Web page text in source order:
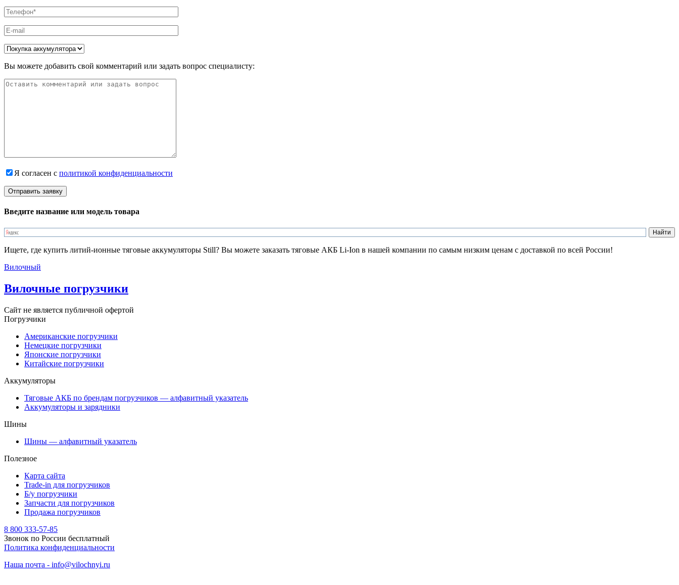
Вы можете добавить свой комментарий или задать вопрос специалисту:
Я согласен с политикой конфиденциальности
Введите название или модель товара
Ищете, где купить литий-ионные тяговые аккумуляторы Still? Вы можете заказать тяговые АКБ Li-Ion в нашей компании по самым низким ценам с доставкой по всей России!
Вилочный
Вилочные погрузчики
Сайт не является публичной офертой
Погрузчики
Американские погрузчики
Немецкие погрузчики
Японские погрузчики
Китайские погрузчики
Аккумуляторы
Тяговые АКБ по брендам погрузчиков — алфавитный указатель
Аккумуляторы и зарядники
Шины
Шины — алфавитный указатель
Полезное
Карта сайта
Trade-in для погрузчиков
Б/у погрузчики
Запчасти для погрузчиков
Продажа погрузчиков
8 800 333-57-85
Звонок по России бесплатный
Политика конфиденциальности
Наша почта - info@vilochnyi.ru